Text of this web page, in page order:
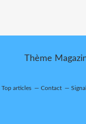
Thème
Top articles Contact